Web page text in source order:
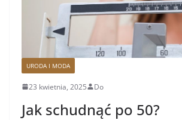
URODA I MODA
23 kwietnia, 2025 Do
Jak schudnąć po 50?